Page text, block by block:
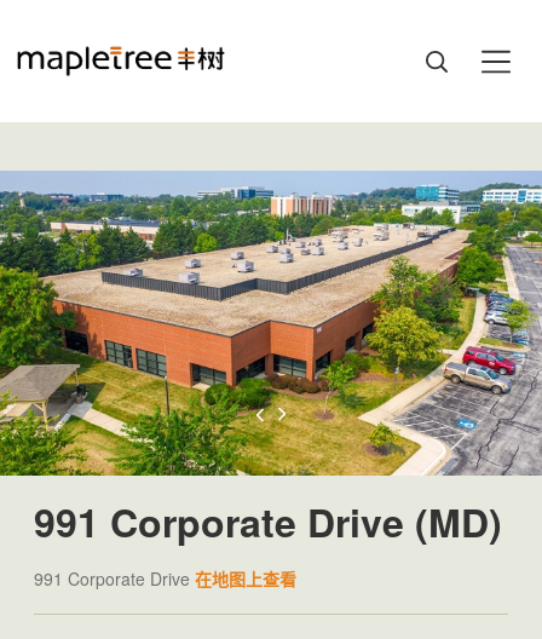
991 Corporate Drive (MD)
991 Corporate Drive 在地图上查看